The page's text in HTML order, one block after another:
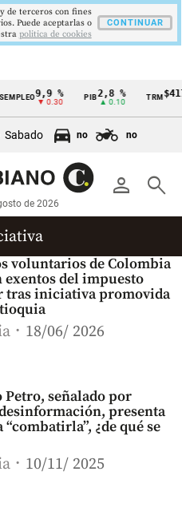
9,9 %
▼ 0.30
PIB 2,8 %
▲ 0.10
TRM
Sabado no no
person search
de 2026
voluntarios de Colombia
exentos del impuesto
tras iniciativa promovida
18/06/ 2026
Petro, señalado por
presenta
¿de qué se
10/11/ 2025
de terceros con fines
Puede aceptarlas o
politica de cookies
CONTINUAR